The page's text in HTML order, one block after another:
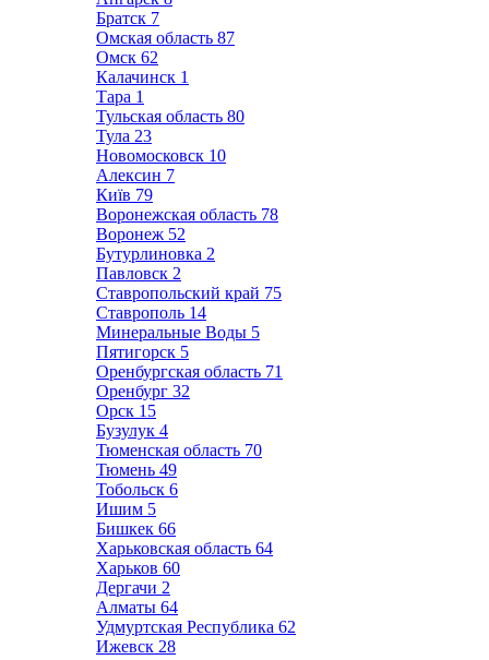
Братск 7
Омская область 87
Омск 62
Калачинск 1
Тара 1
Тульская область 80
Тула 23
Новомосковск 10
Алексин 7
Київ 79
Воронежская область 78
Воронеж 52
Бутурлиновка 2
Павловск 2
Ставропольский край 75
Ставрополь 14
Минеральные Воды 5
Пятигорск 5
Оренбургская область 71
Оренбург 32
Орск 15
Бузулук 4
Тюменская область 70
Тюмень 49
Тобольск 6
Ишим 5
Бишкек 66
Харьковская область 64
Харьков 60
Дергачи 2
Алматы 64
Удмуртская Республика 62
Ижевск 28